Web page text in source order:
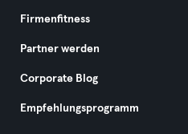
Firmenfitness
Partner werden
Corporate Blog
Empfehlungsprogramm